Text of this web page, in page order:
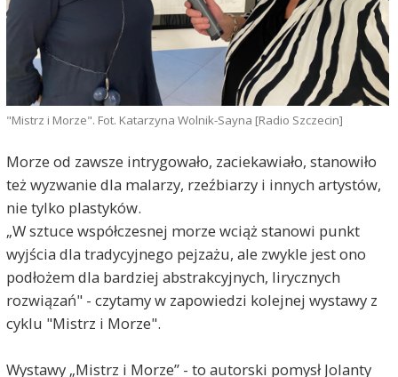
"Mistrz i Morze". Fot. Katarzyna Wolnik-Sayna [Radio Szczecin]
Morze od zawsze intrygowało, zaciekawiało, stanowiło
też wyzwanie dla malarzy, rzeźbiarzy i innych artystów,
nie tylko plastyków.
„W sztuce współczesnej morze wciąż stanowi punkt
wyjścia dla tradycyjnego pejzażu, ale zwykle jest ono
podłożem dla bardziej abstrakcyjnych, lirycznych
rozwiązań" - czytamy w zapowiedzi kolejnej wystawy z
cyklu "Mistrz i Morze".
Wystawy „Mistrz i Morze” - to autorski pomysł Jolanty